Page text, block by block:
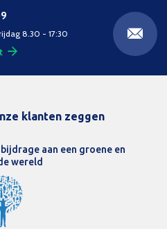
8.30 - 17:30
klanten zeggen
aan een groene en
wereld